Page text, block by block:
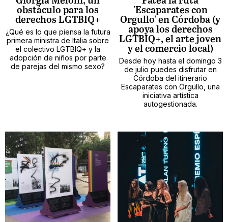
obstáculo para los
derechos LGTBIQ+
¿Qué es lo que piensa la futura
primera ministra de Italia sobre
el colectivo LGTBIQ+ y la
adopción de niños por parte
de parejas del mismo sexo?
'Escaparates con
Orgullo' en Córdoba (y
apoya los derechos
LGTBIQ+, el arte joven
y el comercio local)
Desde hoy hasta el domingo 3
de julio puedes disfrutar en
Córdoba del itinerario
Escaparates con Orgullo, una
iniciativa artística
autogestionada.